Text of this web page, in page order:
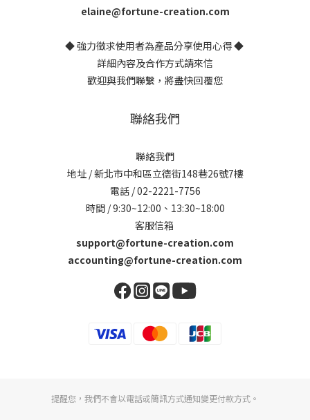
elaine@fortune-creation.com
◆ 強力徵求使用者為產品分享使用心得 ◆
詳細內容及合作方式請來信
歡迎與我們聯繫，將盡快回覆您
聯絡我們
聯絡我們
地址 / 新北市中和區立德街148巷26號7樓
電話 / 02-2221-7756
時間 / 9:30~12:00、13:30~18:00
客服信箱
support@fortune-creation.com
accounting@fortune-creation.com
提醒您，我們不會以電話或簡訊方式通知變更付款方式。